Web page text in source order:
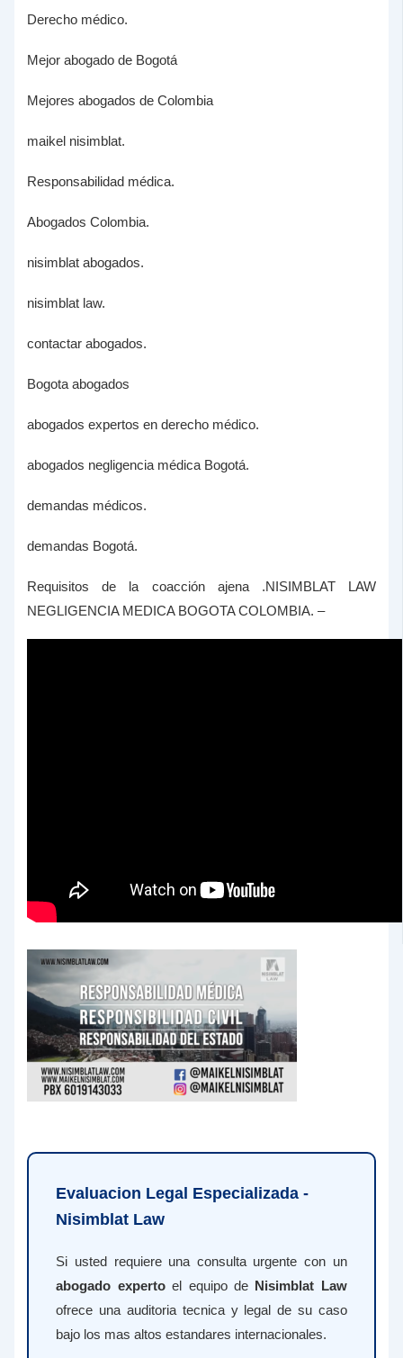
Derecho médico.
Mejor abogado de Bogotá
Mejores abogados de Colombia
maikel nisimblat.
Responsabilidad médica.
Abogados Colombia.
nisimblat abogados.
nisimblat law.
contactar abogados.
Bogota abogados
abogados expertos en derecho médico.
abogados negligencia médica Bogotá.
demandas médicos.
demandas Bogotá.
Requisitos de la coacción ajena .NISIMBLAT LAW
NEGLIGENCIA MEDICA BOGOTA COLOMBIA. –
Evaluacion Legal Especializada -
Nisimblat Law
Si usted requiere una consulta urgente con un
abogado expertoel equipo de Nisimblat Law
ofrece una auditoria tecnica y legal de su caso
bajo los mas altos estandares internacionales.